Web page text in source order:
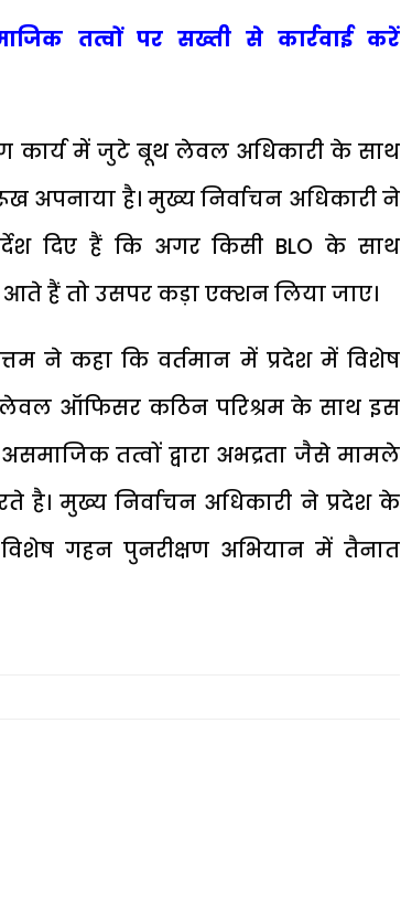
तत्वों पर सख्ती से कार्रवाई करें
कार्य में जुटे बूथ लेवल अधिकारी के साथ
अपनाया है। मुख्य निर्वाचन अधिकारी ने
दिए हैं कि अगर किसी BLO के साथ
हैं तो उसपर कड़ा एक्शन लिया जाए।
ने कहा कि वर्तमान में प्रदेश में विशेष
लेवल ऑफिसर कठिन परिश्रम के साथ इस
तत्वों द्वारा अभद्रता जैसे मामले
है। मुख्य निर्वाचन अधिकारी ने प्रदेश के
गहन पुनरीक्षण अभियान में तैनात